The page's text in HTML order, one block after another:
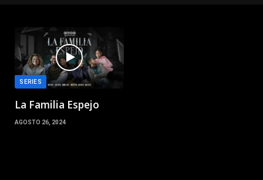
SERIES
La Familia Espejo
AGOSTO 26, 2024